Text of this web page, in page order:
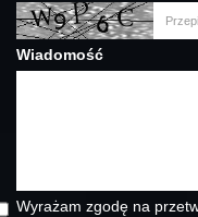
Wiadomość
Wyrażam zgodę na